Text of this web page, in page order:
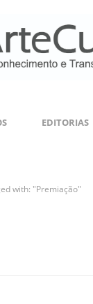
EDITORIAS
with: "Premiação"